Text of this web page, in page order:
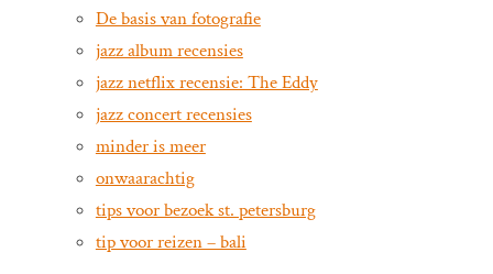
De basis van fotografie
jazz album recensies
jazz netflix recensie: The Eddy
jazz concert recensies
minder is meer
onwaarachtig
tips voor bezoek st. petersburg
tip voor reizen – bali